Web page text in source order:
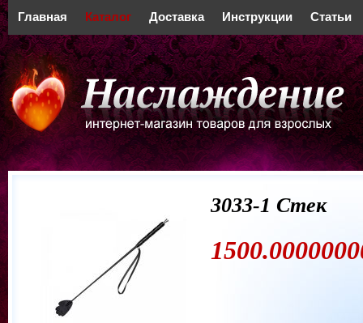
Главная Каталог Доставка Инструкции Статьи
3033-1 Стек